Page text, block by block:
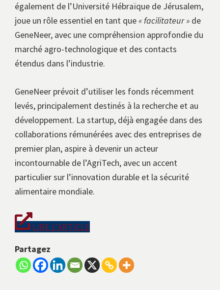
également de l’Université Hébraïque de Jérusalem,
joue un rôle essentiel en tant que« facilitateur » de
GeneNeer, avec une compréhension approfondie du
marché agro-technologique et des contacts
étendus dans l’industrie.
GeneNeer prévoit d’utiliser les fonds récemment
levés, principalement destinés à la recherche et au
développement. La startup, déjà engagée dans des
collaborations rémunérées avec des entreprises de
premier plan, aspire à devenir un acteur
incontournable de l’AgriTech, avec un accent
particulier sur l’innovation durable et la sécurité
alimentaire mondiale.
LIRE L’ARTICLE
Partagez